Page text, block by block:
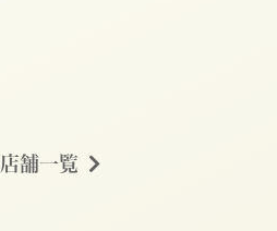
店舗一覧